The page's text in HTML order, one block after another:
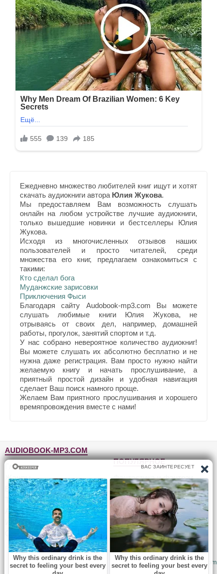
Ежедневно множество любителей книг ищут и хотят
скачать аудиокниги автора Юлия Жукова.
Мы предоставляем Вам возможность слушать
онлайн на любом устройстве лучшие аудиокниги,
только вышедшие новинки и бестселлеры Юлия
Жукова.
Исходя из многочисленных отзывов наших
пользователей и просто читателей, среди
множества его книг, предлагаем ознакомиться с
такими:
Кто сделал бога
Муданжские зарисовки
Приключения Фыси
Благодаря сайту Audobook-mp3.com Вы можете
слушать любимые книги Юлия Жукова, не
отрываясь от своих дел, например, домашней
работы, прогулок, занятий спортом и т.д.
У нас собрано невероятное количество аудиокниг!
Вы можете слушать их абсолютно бесплатно и не
нужна даже регистрация. Вам просто нужно найти
желаемую книгу и начать прослушивание, а
приятный простой дизайн и удобная навигация
сделает Ваш поиск намного проще.
Желаем Вам приятного прослушивания и хорошего
времяпровождения вместе с нами!
AUDIOBOOK-MP3.COM
Главная
Жанры
Блог
Топ-100
Авторы
Исполнители
Обратная связь
ПОПУЛЯРНОЕ
Фантастика и фэнтези
Детективы, триллеры
Для детей
Роман, проза
Приключения
Юмор, сатира
© 2010-2026Audiobook-mp3.com